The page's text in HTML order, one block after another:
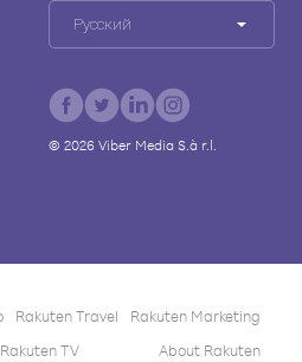
Русский
© 2026Viber Media S.à r.l.
Rakuten Travel
Rakuten Marketing
Rakuten TV About Rakuten